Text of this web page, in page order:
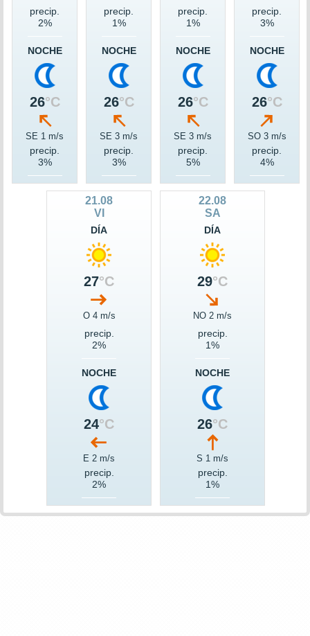
precip.
2%
NOCHE
26°C
SE 1 m/s
precip.
3%
precip.
1%
NOCHE
26°C
SE 3 m/s
precip.
3%
precip.
1%
NOCHE
26°C
SE 3 m/s
precip.
5%
precip.
3%
NOCHE
26°C
SO 3 m/s
precip.
4%
21.08
VI
DÍA
27°C
O 4 m/s
precip.
2%
NOCHE
24°C
E 2 m/s
precip.
2%
22.08
SA
DÍA
29°C
NO 2 m/s
precip.
1%
NOCHE
26°C
S 1 m/s
precip.
1%